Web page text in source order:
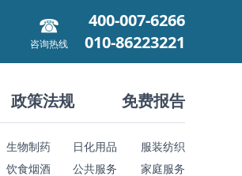
咨询热线
400-007-6266
010-86223221
政策法规 免费报告
生物制药 日化用品
服装纺织
饮食烟酒 公共服务 家庭服务